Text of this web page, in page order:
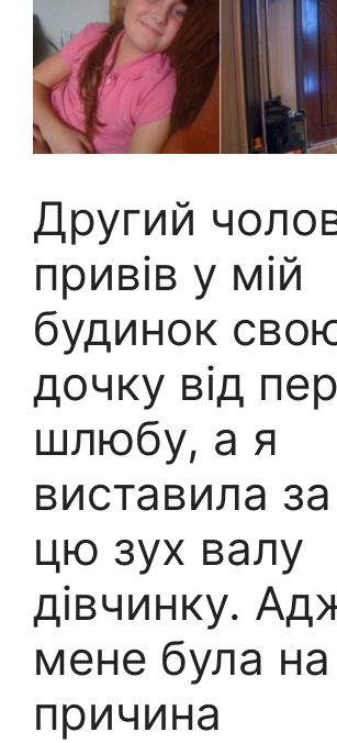
Другий
привів у мій
будинок
дочку від
шлюбу, а я
виставила за
цю зух валу
дівчинку.
мене була
причина